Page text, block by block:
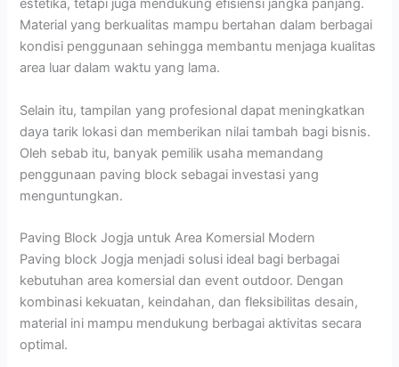
estetika, tetapi juga mendukung efisiensi jangka panjang.
Material yang berkualitas mampu bertahan dalam berbagai
kondisi penggunaan sehingga membantu menjaga kualitas
area luar dalam waktu yang lama.
Selain itu, tampilan yang profesional dapat meningkatkan
daya tarik lokasi dan memberikan nilai tambah bagi bisnis.
Oleh sebab itu, banyak pemilik usaha memandang
penggunaan paving block sebagai investasi yang
menguntungkan.
Paving Block Jogja untuk Area Komersial Modern
Paving block Jogja menjadi solusi ideal bagi berbagai
kebutuhan area komersial dan event outdoor. Dengan
kombinasi kekuatan, keindahan, dan fleksibilitas desain,
material ini mampu mendukung berbagai aktivitas secara
optimal.